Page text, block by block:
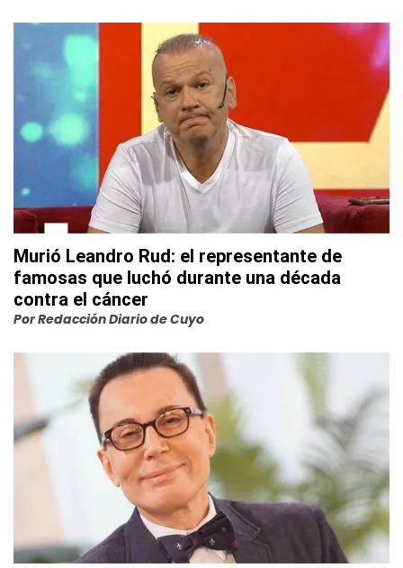
Murió Leandro Rud: el representante de
famosas que luchó durante una década
contra el cáncer
PorRedacción Diario de Cuyo